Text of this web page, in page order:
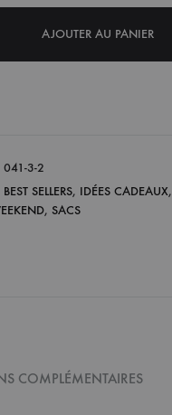
AJOUTER AU PANIER
041-3-2
BEST SELLERS, IDÉES CADEAUX,
, SACS
COMPLÉMENTAIRES